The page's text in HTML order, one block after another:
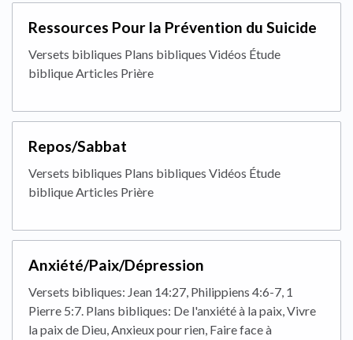
Ressources Pour la Prévention du Suicide
Versets bibliques Plans bibliques Vidéos Étude
biblique Articles Prière
Repos/Sabbat
Versets bibliques Plans bibliques Vidéos Étude
biblique Articles Prière
Anxiété/Paix/Dépression
Versets bibliques: Jean 14:27, Philippiens 4:6-7, 1
Pierre 5:7. Plans bibliques: De l'anxiété à la paix, Vivre
la paix de Dieu, Anxieux pour rien, Faire face à